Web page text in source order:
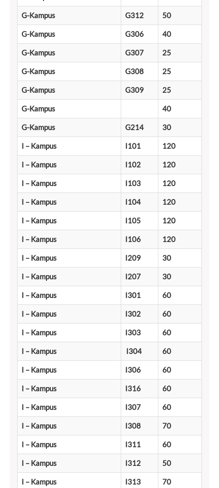
G-Kampus G312 50
G-Kampus G306 40
G-Kampus G307 25
G-Kampus G308 25
G-Kampus G309 25
G-Kampus 40
G-Kampus G214 30
I – Kampus I101 120
I – Kampus I102 120
I – Kampus I103 120
I – Kampus I104 120
I – Kampus I105 120
I – Kampus I106 120
I – Kampus I209 30
I – Kampus I207 30
I – Kampus I301 60
I – Kampus I302 60
I – Kampus I303 60
I – Kampus I304 60
I – Kampus I306 60
I – Kampus I316 60
I – Kampus I307 60
I – Kampus I308 70
I – Kampus I311 60
I – Kampus I312 50
I – Kampus I313 70